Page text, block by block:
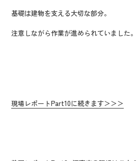
基礎は建物を支える大切な部分。
注意しながら作業が進められていました。
現場レポートPart10に続きます＞＞＞